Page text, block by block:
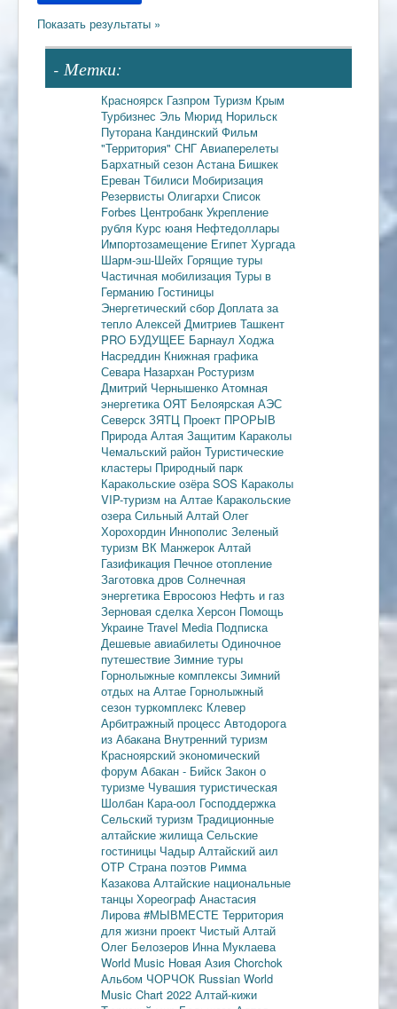
- Метки:
Красноярск Газпром Туризм Крым
Турбизнес Эль Мюрид Норильск
Путорана Кандинский Фильм
"Территория" СНГ Авиаперелеты
Бархатный сезон Астана Бишкек
Ереван Тбилиси Мобиризация
Резервисты Олигархи Список
Forbes Центробанк Укрепление
рубля Курс юаня Нефтедоллары
Импортозамещение Египет Хургада
Шарм-эш-Шейх Горящие туры
Частичная мобилизация Туры в
Германию Гостиницы
Энергетический сбор Доплата за
тепло Алексей Дмитриев Ташкент
PRO БУДУЩЕЕ Барнаул Ходжа
Насреддин Книжная графика
Севара Назархан Ростуризм
Дмитрий Чернышенко Атомная
энергетикаОЯТ Белоярская АЭС
Северск ЗЯТЦ Проект ПРОРЫВ
Природа Алтая Защитим Караколы
Чемальский район Туристические
кластеры Природный парк
Каракольские озёраSOS Караколы
VIP-туризм на Алтае Каракольские
озераСильный Алтай Олег
Хорохордин Иннополис Зеленый
туризм ВК Манжерок Алтай
Газификация Печное отопление
Заготовка дров Солнечная
энергетика Евросоюз Нефть и газ
Зерновая сделкаХерсон Помощь
Украине Travel Media Подписка
Дешевые авиабилеты Одиночное
путешествие Зимние туры
Горнолыжные комплексы Зимний
отдых на Алтае Горнолыжный
сезон туркомплекс Клевер
Арбитражный процесс Автодорога
из Абакана Внутренний туризм
Красноярский экономический
форум Абакан - Бийск Закон о
туризме Чувашия туристическая
Шолбан Кара-оол Господдержка
Сельский туризм Традиционные
алтайские жилищаСельские
гостиницы Чадыр Алтайский аил
ОТР Страна поэтов Римма
КазаковаАлтайские национальные
танцы Хореограф Анастасия
Лирова#МЫВМЕСТЕ Территория
для жизни проект Чистый Алтай
Олег Белозеров Инна Муклаева
World Music Новая Азия Chorchok
Альбом ЧОРЧОК Russian World
Music Chart 2022 Алтай-кижи